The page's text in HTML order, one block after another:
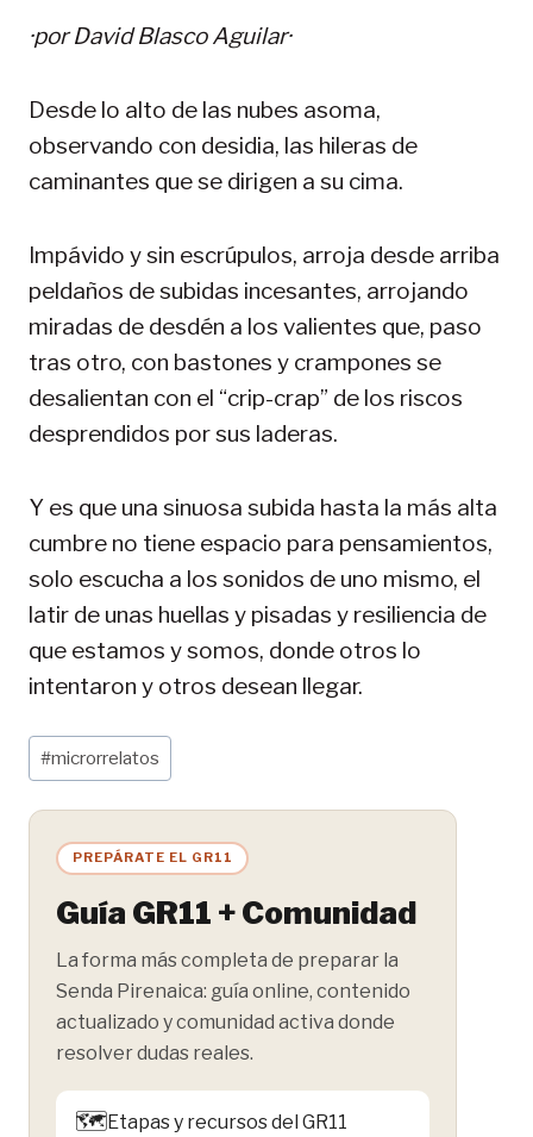
·porDavid Blasco Aguilar·
Desde lo alto de las nubes asoma,
observando con desidia, las hileras de
caminantes que se dirigen a su cima.
Impávido y sin escrúpulos, arroja desde arriba
peldaños de subidas incesantes, arrojando
miradas de desdén a los valientes que, paso
tras otro, con bastones y crampones se
desalientan con el “crip-crap” de los riscos
desprendidos por sus laderas.
Y es que una sinuosa subida hasta la más alta
cumbre no tiene espacio para pensamientos,
solo escucha a los sonidos de uno mismo, el
latir de unas huellas y pisadas y resiliencia de
que estamos y somos, donde otros lo
intentaron y otros desean llegar.
Etiquetas
de
la
entrada:
#microrrelatos
PREPÁRATE EL GR11
Guía GR11 + Comunidad
La forma más completa de preparar la
Senda Pirenaica: guía online, contenido
actualizado y comunidad activa donde
resolver dudas reales.
🗺️Etapas y recursos del GR11